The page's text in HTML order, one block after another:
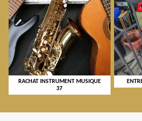
RACHAT INSTRUMENT MUSIQUE
37